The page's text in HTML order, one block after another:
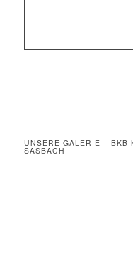
UNSERE GALERIE – BKB
ASBACH